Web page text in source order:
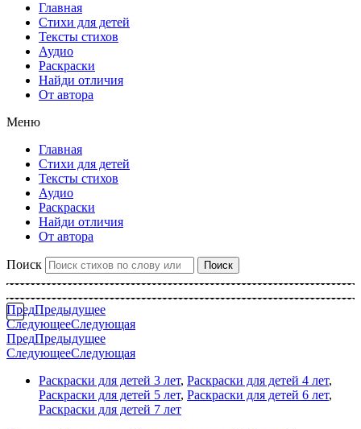
Главная
Стихи для детей
Тексты стихов
Аудио
Раскраски
Найди отличия
От автора
Меню
Главная
Стихи для детей
Тексты стихов
Аудио
Раскраски
Найди отличия
От автора
Поиск Поиск
ПредПредыдущее
СледующееСледующая
ПредПредыдущее
СледующееСледующая
Раскраски для детей 3 лет, Раскраски для детей 4 лет,
Раскраски для детей 5 лет, Раскраски для детей 6 лет,
Раскраски для детей 7 лет